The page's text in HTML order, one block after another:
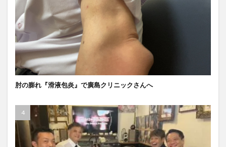
肘の膨れ『滑液包炎』で廣島クリニックさんへ